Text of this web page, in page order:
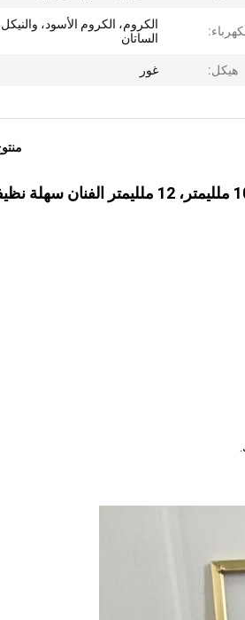
الكروم، الكروم الأسود، والنيكل
الساتان
هيكل: غور